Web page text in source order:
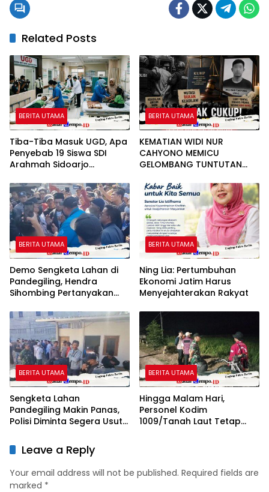
Related Posts
BERITA UTAMA
Tiba-Tiba Masuk UGD, Apa
Penyebab 19 Siswa SDI
Arahmah Sidoarjo
BERITA UTAMA
KEMATIAN WIDI NUR
CAHYONO MEMICU
GELOMBANG TUNTUTAN
TAK MENJAWAB
PERTANYAAN HUKUM,
DESAKAN PROSES PIDANA
MENGUAT
BERITA UTAMA
Demo Sengketa Lahan di
Pandegiling, Hendra
Sihombing Pertanyakan
BERITA UTAMA
Ning Lia: Pertumbuhan
Ekonomi Jatim Harus
Menyejahterakan Rakyat
BERITA UTAMA
Sengketa Lahan
Pandegiling Makin Panas,
Polisi Diminta Segera Usut
Kegaduhan Di Surabaya
BERITA UTAMA
Hingga Malam Hari,
Personel Kodim
1009/Tanah Laut Tetap
Leave a Reply
Your email address will not be published. Required fields are
marked *